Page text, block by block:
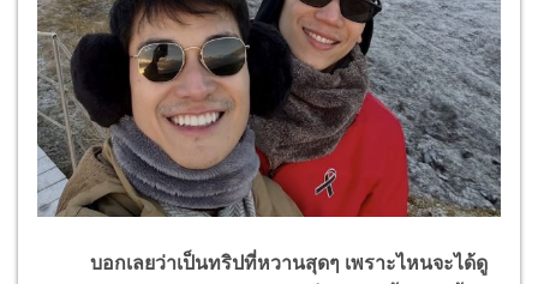
บอกเลยว่าเป็นทริปที่หวานสุดๆ เพราะไหนจะได้ดู